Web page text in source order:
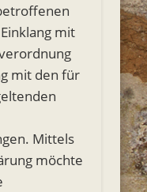
mit
mit den für
Mittels
möchte